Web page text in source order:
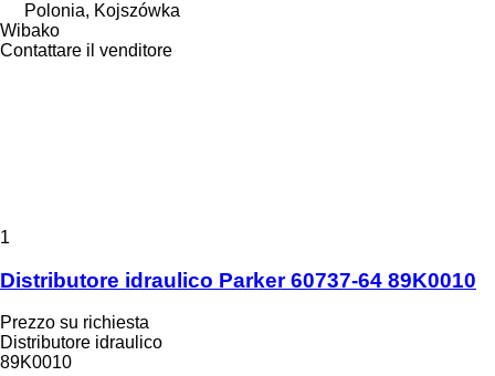
Polonia, Kojszówka
Wibako
Contattare il venditore
1
Distributore idraulico Parker 60737-64 89K0010
Prezzo su richiesta
Distributore idraulico
89K0010